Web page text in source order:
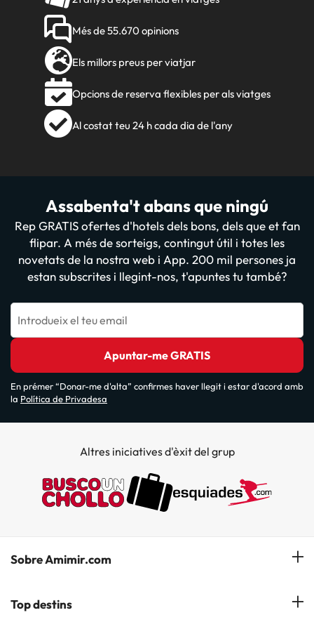
Més de 55.670 opinions
Els millors preus per viatjar
Opcions de reserva flexibles per als viatges
Al costat teu 24 h cada dia de l'any
Assabenta't abans que ningú
Rep GRATIS ofertes d'hotels dels bons, dels que et fan
flipar. A més de sorteigs, contingut útil i totes les
novetats de la nostra web i App. 200 mil persones ja
estan subscrites i llegint-nos, t'apuntes tu també?
Introdueix el teu email
Apuntar-me GRATIS
En prémer “Donar-me d'alta” confirmes haver llegit i estar d'acord amb
la Política de Privadesa
Altres iniciatives d'èxit del grup
Sobre Amimir.com
¿Qui som?
Top destins